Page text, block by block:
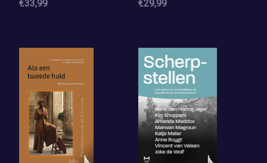
€33,99
€29,99